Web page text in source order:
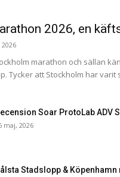
2026, en
marathon och sällan
Tycker att Stockholm har varit
Soar ProtoLab ADV
maj, 2026
Stadslopp & Köpenhamn